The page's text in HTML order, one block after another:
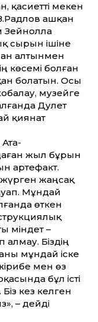
қасиетті мекен
ашқан
Зейнолла
сырын ішіне
алтынмен
көсемі болған
болатын. Осы
музейге
Дәулет
қиянат
жыл бұрын
артефакт.
жүрген жаңсақ
Мұндай
өткен
міндет –
Біздің
мұндай іске
мен өз
бұл істі
кез келген
– дейді